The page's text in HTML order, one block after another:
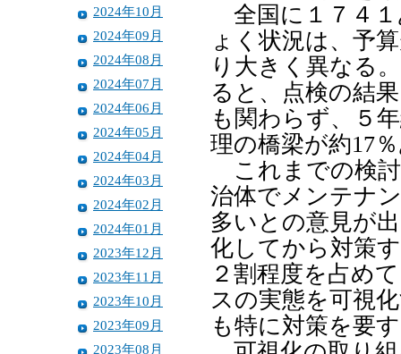
2024年10月
2024年09月
2024年08月
2024年07月
2024年06月
2024年05月
2024年04月
2024年03月
2024年02月
2024年01月
2023年12月
2023年11月
2023年10月
2023年09月
2023年08月
全国に１７４
ょく状況は、予
り大きく異なる
ると、点検の結
も関わらず、５
理の橋梁が約17
これまでの検討
治体でメンテナ
多いとの意見が
化してから対策
２割程度を占め
スの実態を可視
も特に対策を要